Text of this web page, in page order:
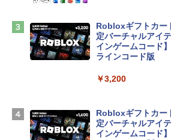
￥2,952
Apple 2026
igence、13.6イン
ームカメラ、日本
D - シルバー
Robloxギフトカー
定バーチャルアイ
インゲームコード
ラインコード版
￥3,200
Robloxギフトカー
定バーチャルアイ
インゲームコード